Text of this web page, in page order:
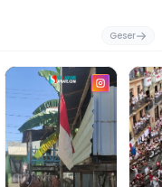
Geser